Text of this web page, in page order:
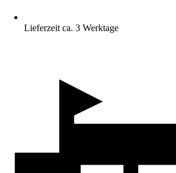
Lieferzeit ca. 3 Werktage